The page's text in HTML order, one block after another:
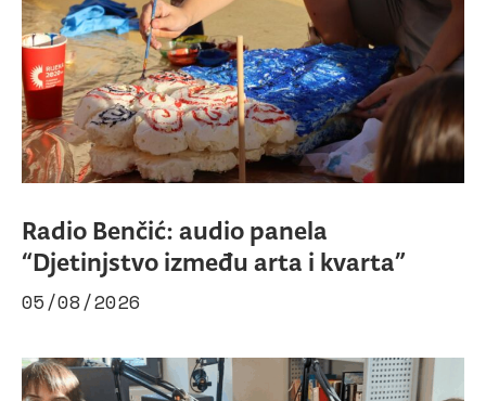
Radio Benčić: audio panela
“Djetinjstvo između arta i kvarta”
05/08/2026